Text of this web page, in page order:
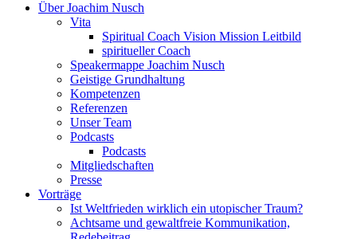
Über Joachim Nusch
Vita
Spiritual Coach Vision Mission Leitbild
spiritueller Coach
Speakermappe Joachim Nusch
Geistige Grundhaltung
Kompetenzen
Referenzen
Unser Team
Podcasts
Podcasts
Mitgliedschaften
Presse
Vorträge
Ist Weltfrieden wirklich ein utopischer Traum?
Achtsame und gewaltfreie Kommunikation,